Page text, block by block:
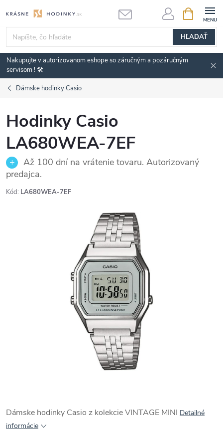
na
obsah
HĽADAŤ
KOŠÍK
Nakupujte v autorizovanom eshope so záručným a pozáručným
servisom ! 🛠️
Dámske hodinky Casio
Hodinky Casio
LA680WEA-7EF
Až 100 dní na vrátenie tovaru. Autorizovaný
predajca.
Kód: LA680WEA-7EF
Dámske hodinky Casio z kolekcie VINTAGE MINI Detailné
informácie